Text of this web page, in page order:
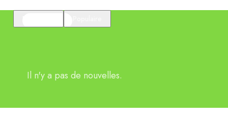
Il n'y a pas de nouvelles.